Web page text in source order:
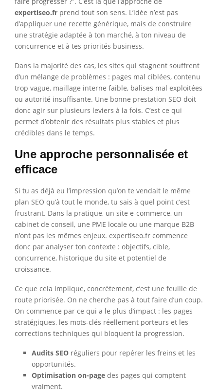
expertiseo.fr prend tout son sens. L’idée n’est pas
d’appliquer une recette générique, mais de construire
une stratégie adaptée à ton marché, à ton niveau de
concurrence et à tes priorités business.
Dans la majorité des cas, les sites qui stagnent souffrent
d’un mélange de problèmes : pages mal ciblées, contenu
trop vague, maillage interne faible, balises mal exploitées
ou autorité insuffisante. Une bonne prestation SEO doit
donc agir sur plusieurs leviers à la fois. C’est ce qui
permet d’obtenir des résultats plus stables et plus
crédibles dans le temps.
Une approche personnalisée et
efficace
Si tu as déjà eu l’impression qu’on te vendait le même
plan SEO qu’à tout le monde, tu sais à quel point c’est
frustrant. Dans la pratique, un site e-commerce, un
cabinet de conseil, une PME locale ou une marque B2B
n’ont pas les mêmes enjeux. expertiseo.fr commence
donc par analyser ton contexte : objectifs, cible,
concurrence, historique du site et potentiel de
croissance.
Ce que cela implique, concrètement, c’est une feuille de
route priorisée. On ne cherche pas à tout faire d’un coup.
On commence par ce qui a le plus d’impact : les pages
stratégiques, les mots-clés réellement porteurs et les
corrections techniques qui bloquent la progression.
Audits SEO réguliers pour repérer les freins et les
opportunités.
Optimisation on-page des pages qui comptent
vraiment.